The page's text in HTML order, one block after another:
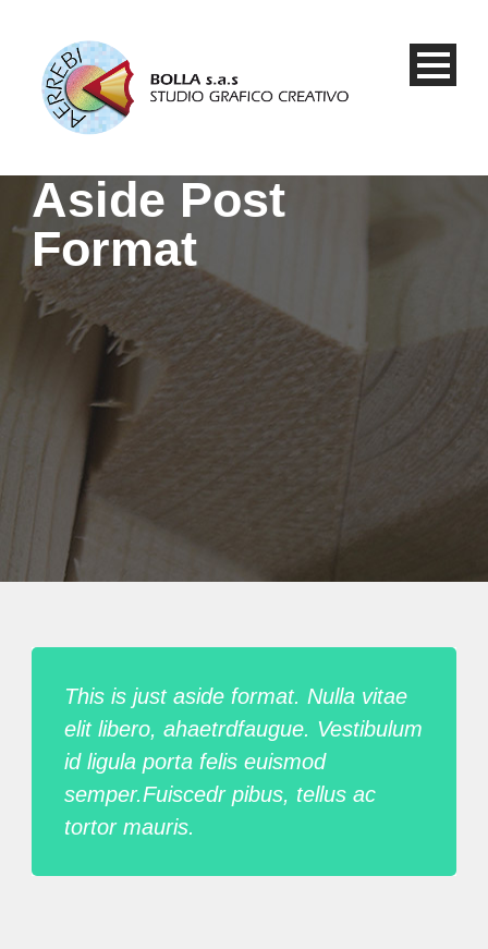
Aside Post
Format
This is just aside format. Nulla vitae
elit libero, ahaetrdfaugue. Vestibulum
id ligula porta felis euismod
semper.Fuiscedr pibus, tellus ac
tortor mauris.